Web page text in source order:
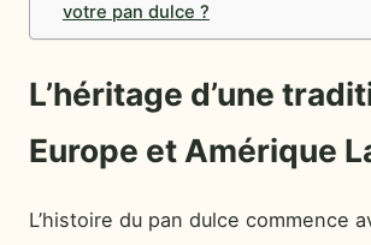
votre pan dulce ?
L’héritage d’une
Europe et Amérique
L’histoire du pan dulce commence